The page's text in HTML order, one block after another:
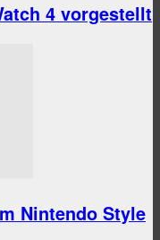
4 vorgestellt
Nintendo Style